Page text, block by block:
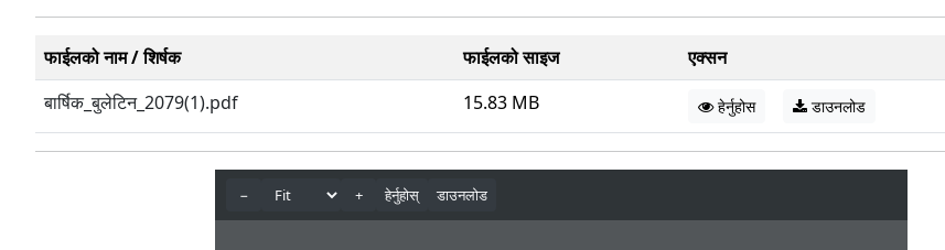
फाईलको नाम / शिर्षक फाईलको साइज
एक्सन
बार्षिक_बुलेटिन_2079(1).pdf
15.83 MB हेर्नुहोस डाउनलोड